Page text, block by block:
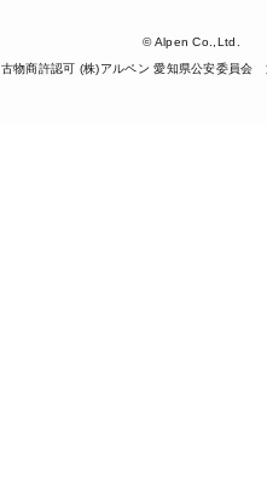
© Alpen Co.,Ltd.
古物商許認可 (株)アルペン 愛知県公安委員